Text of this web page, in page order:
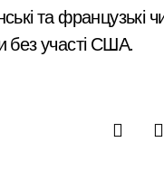
та французькі
без участі США.